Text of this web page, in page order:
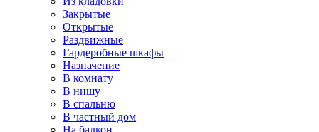
Закрытые
Открытые
Раздвижные
Гардеробные шкафы
Назначение
В комнату
В нишу
В спальню
В частный дом
На балкон